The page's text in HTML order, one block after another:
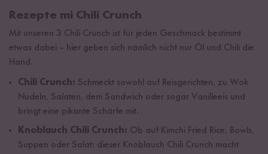
Rezepte mi Chili Crunch
Mit unseren 3 Chili Crunch ist für jeden Geschmack bestimmt
etwas dabei – hier geben sich nämlich nicht nur Öl und Chili die
Hand.
Chili Crunch: Schmeckt sowohl auf Reisgerichten, zu Wok
Nudeln, Salaten, dem Sandwich oder sogar Vanilleeis und
bringt eine pikante Schärfe mit.
Knoblauch Chili Crunch: Ob auf Kimchi Fried Rice, Bowls,
Suppen oder Salat: dieser Knoblauch Chili Crunch macht